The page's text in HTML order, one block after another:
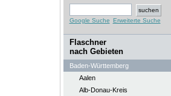
Google Suche Erweiterte Suche
Flaschner
nach Gebieten
Baden-Württemberg
Aalen
Alb-Donau-Kreis